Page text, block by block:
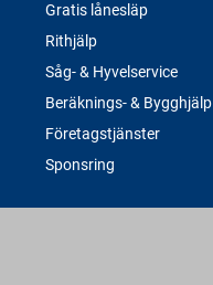
Gratis lånesläp
Rithjälp
Såg- & Hyvelservice
Beräknings- & Bygghjälp
Företagstjänster
Sponsring